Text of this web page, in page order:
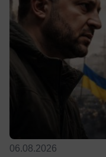
06.08.2026